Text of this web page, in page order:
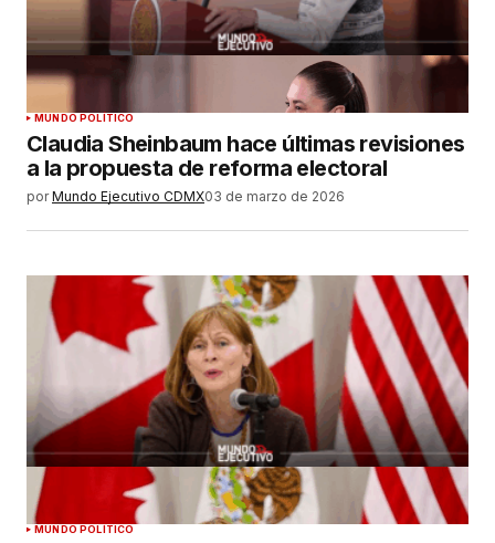
MUNDO POLÍTICO
Claudia Sheinbaum hace últimas revisiones
a la propuesta de reforma electoral
por Mundo Ejecutivo CDMX03 de marzo de 2026
MUNDO POLÍTICO